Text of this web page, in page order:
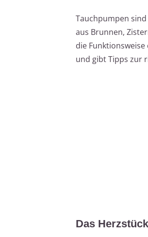
Tauchpumpen
aus Brunnen,
die
und gibt Tipps zur
Das